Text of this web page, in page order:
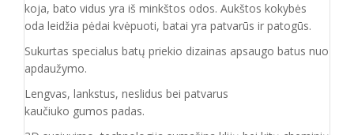
koja, bato vidus yra iš minkštos odos. Aukštos kokybės
oda leidžia pėdai kvėpuoti, batai yra patvarūs ir patogūs.
Sukurtas specialus batų priekio dizainas apsaugo batus nuo
apdaužymo.
Lengvas, lankstus, neslidus bei patvarus
kaučiuko gumos padas.